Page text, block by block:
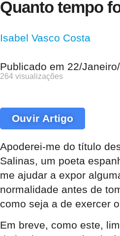
Quanto tempo
Isabel Vasco Costa
Publicado em 22/
264 visualizações
Ouvir Artigo
Apoderei-me do título
Salinas, um poeta
me ajudar a expor
normalidade antes de
como seja a de exercer
Em breve, como este,